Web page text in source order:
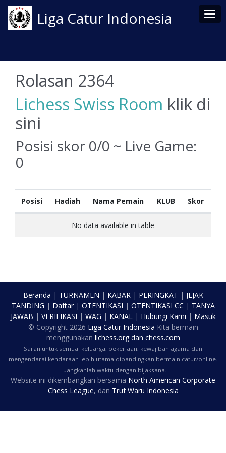
Liga Catur Indonesia
Rolasan 2364
Lichess Swiss Room klik di
sini
Posisi skor 0/0 ~ Live Game:
0
Posisi Hadiah Nama Pemain KLUB Skor
No data available in table
Beranda | TURNAMEN | KABAR| PERINGKAT | JEJAK
TANDING | Daftar| OTENTIKASI | OTENTIKASI CC | TANYA
JAWAB | VERIFIKASI | WAG | KANAL| Hubungi Kami | Masuk
© Copyright 2026 Liga Catur Indonesia Kita bermain
menggunakan lichess.orgdan chess.com
Saran untuk semua: keluarga, pekerjaan, kewajiban agama dan
mengendarai kendaraan lebih utama dibandingkan bermain catur/online.
Luangkanlah waktu dengan bijaksana.
Website ini dikembangkan bersama North American Corporate
Chess League, dan Truf Waru Indonesia